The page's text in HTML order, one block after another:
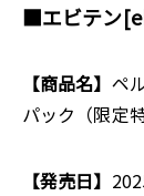
■エビテン
【商品名】 ペ
パック（限定
【発売日】